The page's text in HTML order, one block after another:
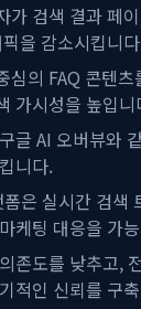
가 검색 결과 페
을 감소시킵니
심의 FAQ 콘텐
가시성을 높입니
글 AI 오버뷰와
니다.
폼은 실시간 검색
케팅 대응을 가
존도를 낮추고,
적인 신뢰를 구